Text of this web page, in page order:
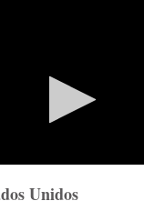
Unidos